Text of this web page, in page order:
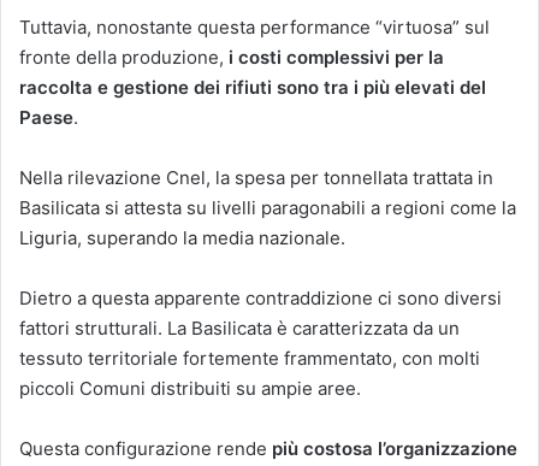
Tuttavia, nonostante questa performance “virtuosa” sul
fronte della produzione, i costi complessivi per la
raccolta e gestione dei rifiuti sono tra i più elevati del
Paese.
Nella rilevazione Cnel, la spesa per tonnellata trattata in
Basilicata si attesta su livelli paragonabili a regioni come la
Liguria, superando la media nazionale.
Dietro a questa apparente contraddizione ci sono diversi
fattori strutturali. La Basilicata è caratterizzata da un
tessuto territoriale fortemente frammentato, con molti
piccoli Comuni distribuiti su ampie aree.
Questa configurazione rende più costosa l’organizzazione